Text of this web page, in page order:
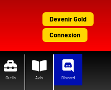
Devenir Gold
Connexion
Outils Avis Discord